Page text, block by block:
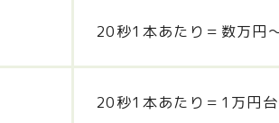
20秒1本あたり＝数万円
20秒1本あたり＝1万円